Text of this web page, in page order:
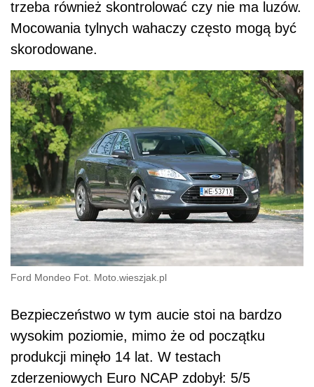
trzeba również skontrolować czy nie ma luzów.
Mocowania tylnych wahaczy często mogą być
skorodowane.
Ford Mondeo Fot. Moto.wieszjak.pl
Bezpieczeństwo w tym aucie stoi na bardzo
wysokim poziomie, mimo że od początku
produkcji minęło 14 lat. W testach
zderzeniowych Euro NCAP zdobył: 5/5